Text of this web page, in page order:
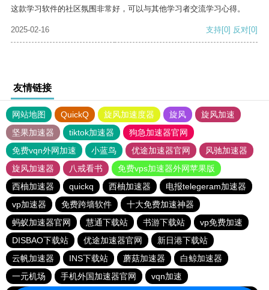
这款学习软件的社区氛围非常好，可以与其他学习者交流学习心得。
2025-02-16 支持[0] 反对[0]
友情链接
网站地图 QuickQ 旋风加速度器 旋风
旋风加速
坚果加速器
tiktok加速器
狗急加速器官网
免费vqn外网加速
小蓝鸟 优途加速器官网
风驰加速器
旋风加速器
八戒看书
免费vps加速器外网苹果版
西柚加速器
quickq 西柚加速器
电报telegeram加速器
vp加速器
免费跨墙软件
十大免费加速神器
蚂蚁加速器官网
慧通下载站 书游下载站
vp免费加速
DISBAO下载站
优途加速器官网
新日港下载站
云帆加速器
INS下载站 蘑菇加速器
白鲸加速器
一元机场
手机外国加速器官网
vqn加速